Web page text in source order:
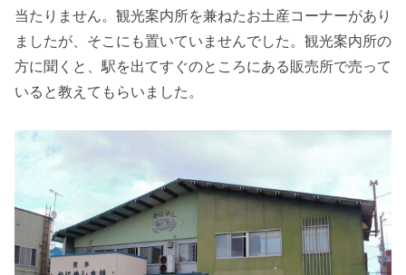
当たりません。観光案内所を兼ねたお土産コーナーがあり
ましたが、そこにも置いていませんでした。観光案内所の
方に聞くと、駅を出てすぐのところにある販売所で売って
いると教えてもらいました。